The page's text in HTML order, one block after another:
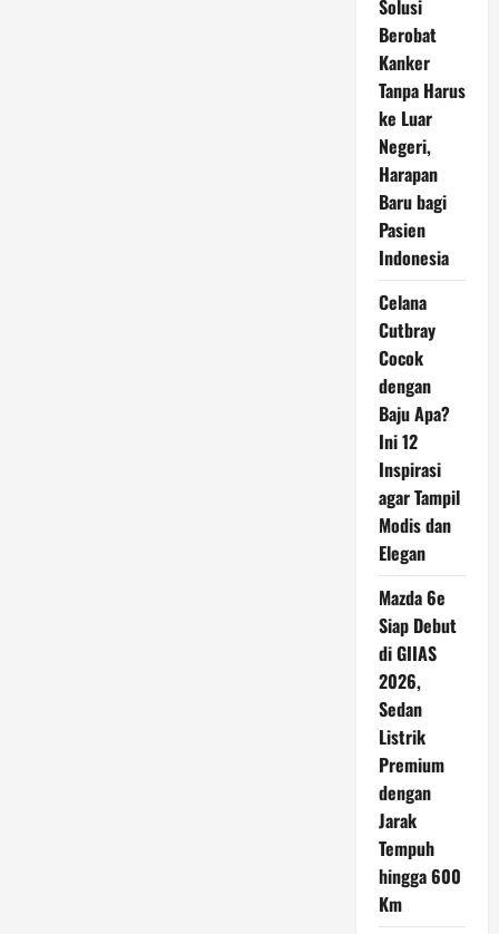
Solusi
Berobat
Kanker
Tanpa Harus
ke Luar
Negeri,
Harapan
Baru bagi
Pasien
Indonesia
Celana
Cutbray
Cocok
dengan
Baju Apa?
Ini 12
Inspirasi
agar Tampil
Modis dan
Elegan
Mazda 6e
Siap Debut
di GIIAS
2026,
Sedan
Listrik
Premium
dengan
Jarak
Tempuh
hingga 600
Km